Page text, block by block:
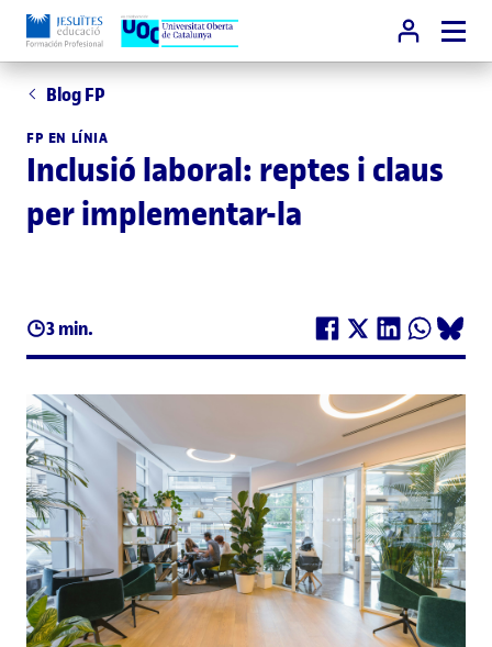
Blog FP
FP EN LÍNIA
Inclusió laboral: reptes i claus
per implementar-la
3 min.